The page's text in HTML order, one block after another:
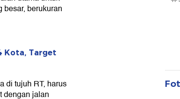
besar, berukuran
Kota, Target
di tujuh RT, harus
dengan jalan